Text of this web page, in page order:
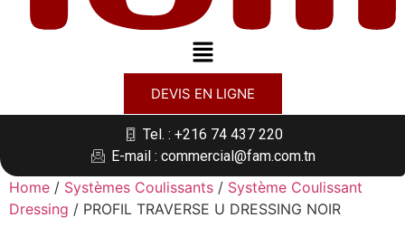
DEVIS EN LIGNE
Tel. : +216 74 437 220
E-mail : commercial@fam.com.tn
Home / Systèmes Coulissants / Système Coulissant
Dressing / PROFIL TRAVERSE U DRESSING NOIR